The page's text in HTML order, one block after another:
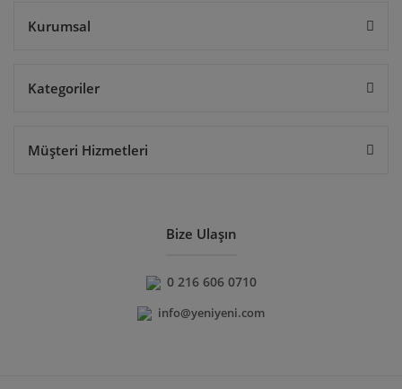
Kurumsal
Kategoriler
Müşteri Hizmetleri
Bize Ulaşın
0 216 606 0710
info@yeniyeni.com